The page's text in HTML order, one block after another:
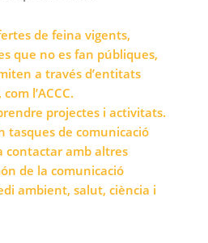
de feina vigents,
que no es fan públiques,
a través d’entitats
l’ACCC.
projectes i activitats.
tasques de comunicació
contactar amb altres
de la comunicació
ambient, salut, ciència i